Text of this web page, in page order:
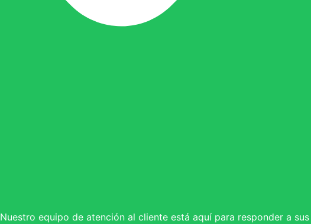
Nuestro equipo de atención al cliente está aquí para responder a